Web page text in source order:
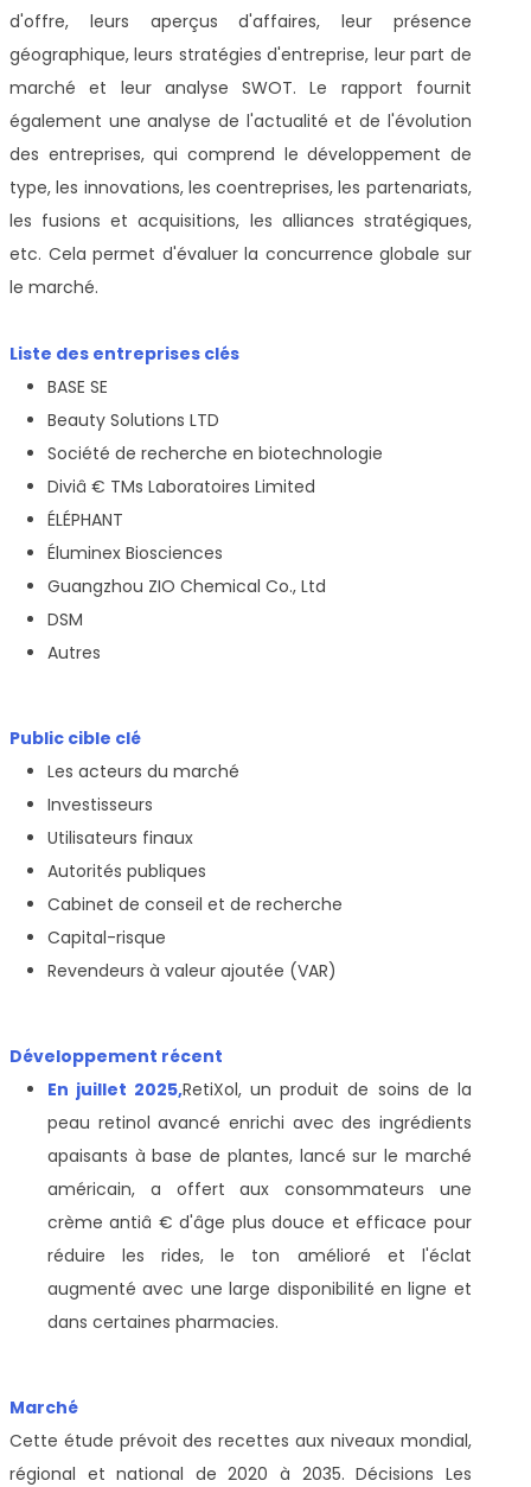
d'offre, leurs aperçus d'affaires, leur présence
géographique, leurs stratégies d'entreprise, leur part de
marché et leur analyse SWOT. Le rapport fournit
également une analyse de l'actualité et de l'évolution
des entreprises, qui comprend le développement de
type, les innovations, les coentreprises, les partenariats,
les fusions et acquisitions, les alliances stratégiques,
etc. Cela permet d'évaluer la concurrence globale sur
le marché.
Liste des entreprises clés
BASE SE
Beauty Solutions LTD
Société de recherche en biotechnologie
Diviâ € TMs Laboratoires Limited
ÉLÉPHANT
Éluminex Biosciences
Guangzhou ZIO Chemical Co., Ltd
DSM
Autres
Public cible clé
Les acteurs du marché
Investisseurs
Utilisateurs finaux
Autorités publiques
Cabinet de conseil et de recherche
Capital-risque
Revendeurs à valeur ajoutée (VAR)
Développement récent
En juillet 2025,RetiXol, un produit de soins de la
peau retinol avancé enrichi avec des ingrédients
apaisants à base de plantes, lancé sur le marché
américain, a offert aux consommateurs une
crème antiâ € d'âge plus douce et efficace pour
réduire les rides, le ton amélioré et l'éclat
augmenté avec une large disponibilité en ligne et
dans certaines pharmacies.
Marché
Cette étude prévoit des recettes aux niveaux mondial,
régional et national de 2020 à 2035. Décisions Les